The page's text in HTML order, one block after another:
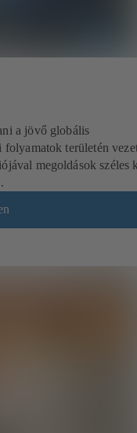
a jövő globális
folyamatok területén
megoldások széles